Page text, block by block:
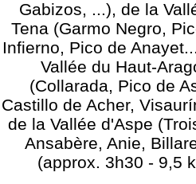
Gabizos, ...), de la
Tena (Garmo Negro,
Infierno, Pico de
Vallée du Haut-
(Collarada, Pico de
Castillo de Acher,
de la Vallée d'Aspe
Ansabère, Anie,
(approx. 3h30 - 9,5